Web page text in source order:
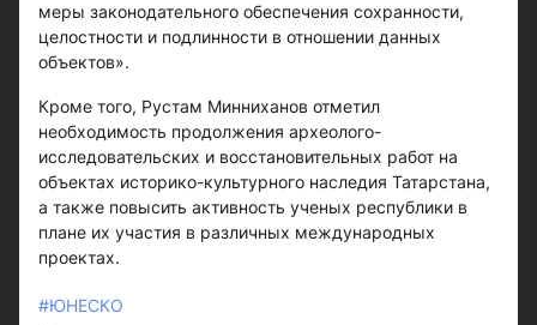
меры законодательного обеспечения сохранности,
целостности и подлинности в отношении данных
объектов».
Кроме того, Рустам Минниханов отметил
необходимость продолжения археолого-
исследовательских и восстановительных работ на
объектах историко-культурного наследия Татарстана,
а также повысить активность ученых республики в
плане их участия в различных международных
проектах.
#ЮНЕСКО